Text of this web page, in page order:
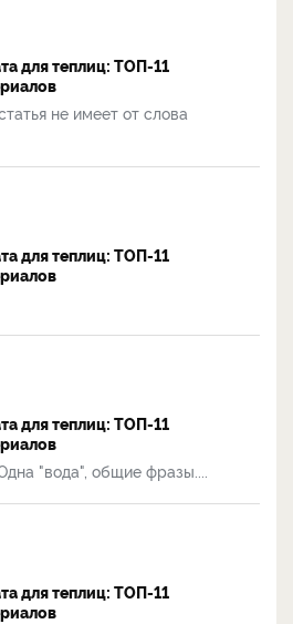
для теплиц: ТОП-11
не имеет от слова
для теплиц: ТОП-11
для теплиц: ТОП-11
"вода", общие фразы....
для теплиц: ТОП-11